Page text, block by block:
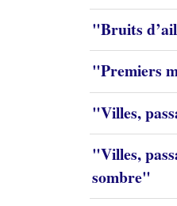
"Bruits
"Premiers
"Villes,
"Villes,
sombre"